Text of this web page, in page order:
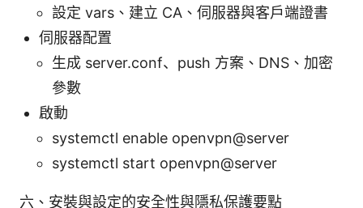
設定 vars、建立 CA、伺服器與客戶端證書
伺服器配置
生成 server.conf、push 方案、DNS、加密
參數
啟動
systemctl enable openvpn@server
systemctl start openvpn@server
六、安裝與設定的安全性與隱私保護要點